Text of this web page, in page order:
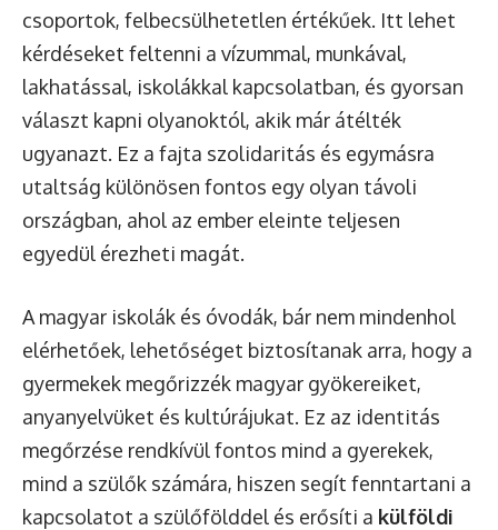
csoportok, felbecsülhetetlen értékűek. Itt lehet
kérdéseket feltenni a vízummal, munkával,
lakhatással, iskolákkal kapcsolatban, és gyorsan
választ kapni olyanoktól, akik már átélték
ugyanazt. Ez a fajta szolidaritás és egymásra
utaltság különösen fontos egy olyan távoli
országban, ahol az ember eleinte teljesen
egyedül érezheti magát.
A magyar iskolák és óvodák, bár nem mindenhol
elérhetőek, lehetőséget biztosítanak arra, hogy a
gyermekek megőrizzék magyar gyökereiket,
anyanyelvüket és kultúrájukat. Ez az identitás
megőrzése rendkívül fontos mind a gyerekek,
mind a szülők számára, hiszen segít fenntartani a
kapcsolatot a szülőfölddel és erősíti a külföldi